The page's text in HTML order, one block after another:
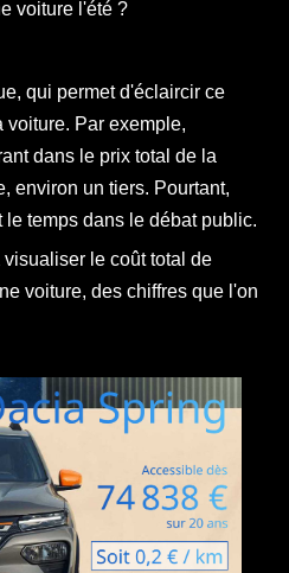
voiture l'été ?
qui permet d'éclaircir ce
voiture. Par exemple,
dans le prix total de la
environ un tiers. Pourtant,
temps dans le débat public.
le coût total de
voiture, des chiffres que l'on